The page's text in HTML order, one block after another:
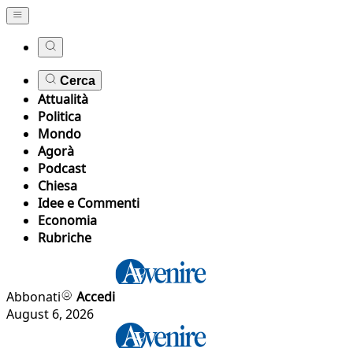
Cerca
Attualità
Politica
Mondo
Agorà
Podcast
Chiesa
Idee e Commenti
Economia
Rubriche
Abbonati
Accedi
August 6, 2026